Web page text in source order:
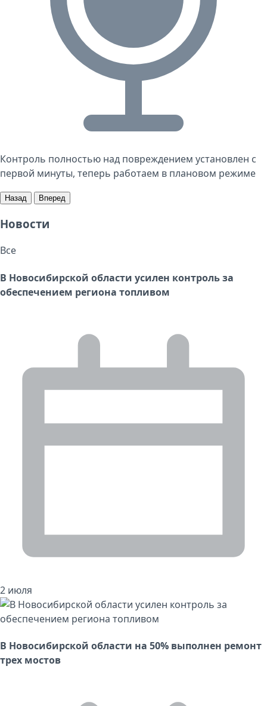
Контроль полностью над повреждением установлен с
первой минуты, теперь работаем в плановом режиме
Назад Вперед
Новости
Все
В Новосибирской области усилен контроль за
обеспечением региона топливом
2 июля
В Новосибирской области на 50% выполнен ремонт
трех мостов